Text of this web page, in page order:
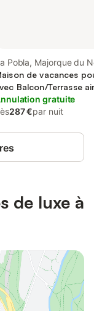
Pobla, Majorque du
de vacances
Balcon/Terrasse
gratuite
287 €par nuit
de luxe à